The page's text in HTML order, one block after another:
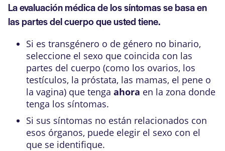
La evaluación médica de los síntomas se basa en
las partes del cuerpo que usted tiene.
Si es transgénero o de género no binario,
seleccione el sexo que coincida con las
partes del cuerpo (como los ovarios, los
testículos, la próstata, las mamas, el pene o
la vagina) que tenga ahora en la zona donde
tenga los síntomas.
Si sus síntomas no están relacionados con
esos órganos, puede elegir el sexo con el
que se identifique.